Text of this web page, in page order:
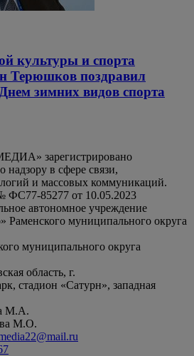
культуры и спорта
Терюшков поздравил
зимних видов спорта
зарегистрировано
в сфере связи,
и массовых коммуникаций.
ФС77-85277 от 10.05.2023
автономное учреждение
Раменского муниципального округа
муниципального округа
область, г.
стадион «Сатурн», западная
М.А.
М.О.